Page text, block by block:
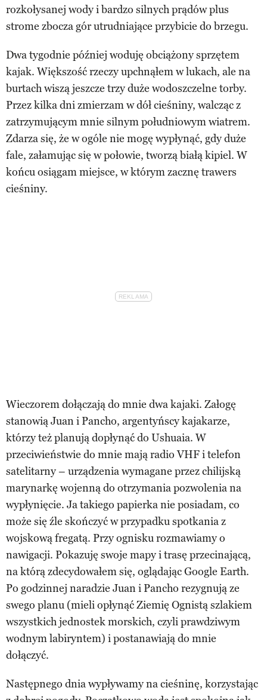
rozkołysanej wody i bardzo silnych prądów plus
strome zbocza gór utrudniające przybicie do brzegu.
Dwa tygodnie później woduję obciążony sprzętem
kajak. Większość rzeczy upchnąłem w lukach, ale na
burtach wiszą jeszcze trzy duże wodoszczelne torby.
Przez kilka dni zmierzam w dół cieśniny, walcząc z
zatrzymującym mnie silnym południowym wiatrem.
Zdarza się, że w ogóle nie mogę wypłynąć, gdy duże
fale, załamując się w połowie, tworzą białą kipiel. W
końcu osiągam miejsce, w którym zacznę trawers
cieśniny.
Wieczorem dołączają do mnie dwa kajaki. Załogę
stanowią Juan i Pancho, argentyńscy kajakarze,
którzy też planują dopłynąć do Ushuaia. W
przeciwieństwie do mnie mają radio VHF i telefon
satelitarny – urządzenia wymagane przez chilijską
marynarkę wojenną do otrzymania pozwolenia na
wypłynięcie. Ja takiego papierka nie posiadam, co
może się źle skończyć w przypadku spotkania z
wojskową fregatą. Przy ognisku rozmawiamy o
nawigacji. Pokazuję swoje mapy i trasę przecinającą,
na którą zdecydowałem się, oglądając Google Earth.
Po godzinnej naradzie Juan i Pancho rezygnują ze
swego planu (mieli opłynąć Ziemię Ognistą szlakiem
wszystkich jednostek morskich, czyli prawdziwym
wodnym labiryntem) i postanawiają do mnie
dołączyć.
Następnego dnia wypływamy na cieśninę, korzystając